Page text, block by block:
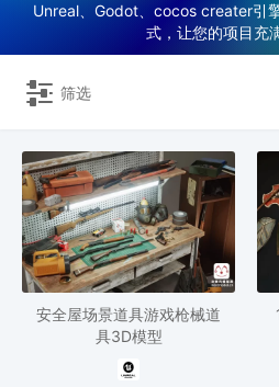
Unreal、Godot、cocos creater引
式，让您的项目充
筛选
安全屋场景道具游戏枪械道
具3D模型